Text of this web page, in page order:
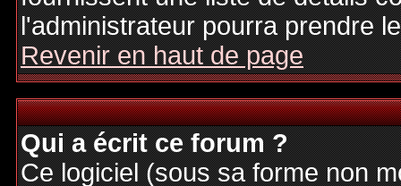
l'administrateur pourra prendre
Revenir en haut de page
Qui a écrit ce forum ?
Ce logiciel (sous sa forme non